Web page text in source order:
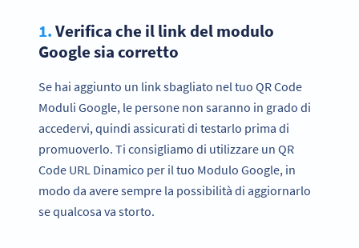
1.Verifica che il link del modulo
Google sia corretto
Se hai aggiunto un link sbagliato nel tuo QR Code
Moduli Google, le persone non saranno in grado di
accedervi, quindi assicurati di testarlo prima di
promuoverlo. Ti consigliamo di utilizzare un QR
Code URL Dinamico per il tuo Modulo Google, in
modo da avere sempre la possibilità di aggiornarlo
se qualcosa va storto.